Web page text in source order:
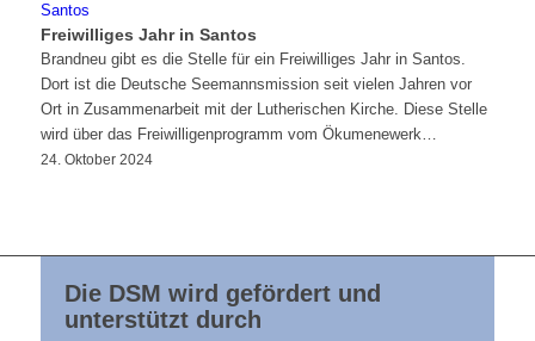
Santos
Freiwilliges Jahr in Santos
Brandneu gibt es die Stelle für ein Freiwilliges Jahr in Santos.
Dort ist die Deutsche Seemannsmission seit vielen Jahren vor
Ort in Zusammenarbeit mit der Lutherischen Kirche. Diese Stelle
wird über das Freiwilligenprogramm vom Ökumenewerk…
24. Oktober 2024
Die DSM wird gefördert und
unterstützt durch